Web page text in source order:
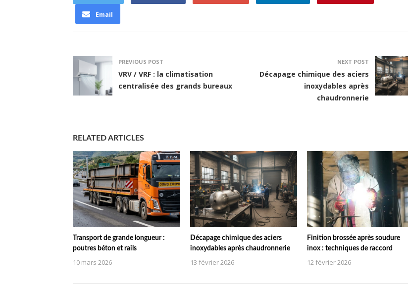
Email
PREVIOUS POST
VRV / VRF : la climatisation
centralisée des grands bureaux
NEXT POST
Décapage chimique des aciers
inoxydables après
chaudronnerie
RELATED ARTICLES
Transport de grande longueur :
poutres béton et rails
10 mars 2026
Décapage chimique des aciers
inoxydables après chaudronnerie
13 février 2026
Finition brossée après soudure
inox : techniques de raccord
12 février 2026